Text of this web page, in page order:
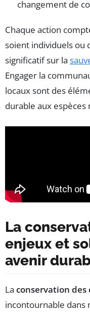
changement de
Chaque action
soient individuels ou
significatif sur la
Engager la
locaux sont des
durable aux espèces
La
enjeux et
avenir
La conservation des
incontournable dans